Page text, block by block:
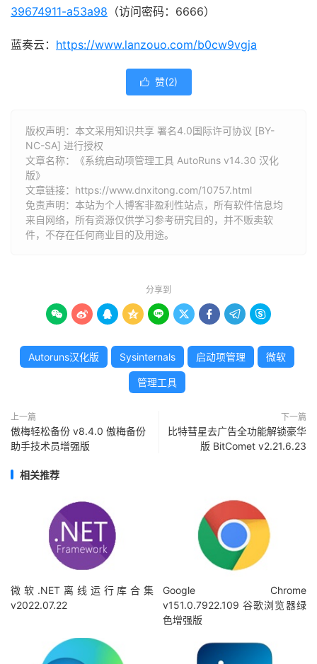
39674911-a53a98 （访问密码：6666）
蓝奏云： https://www.lanzouo.com/b0cw9vgja
 赞(2)
版权声明：本文采用知识共享 署名4.0国际许可协议 [BY-
NC-SA] 进行授权
文章名称：《系统启动项管理工具 AutoRuns v14.30 汉化
版》
文章链接： https://www.dnxitong.com/10757.html
免责声明：本站为个人博客非盈利性站点，所有软件信息均
来自网络，所有资源仅供学习参考研究目的，并不贩卖软
件，不存在任何商业目的及用途。
分享到
        
Autoruns汉化版 Sysinternals 启动项管理 微软
管理工具
上一篇
傲梅轻松备份 v8.4.0 傲梅备份
助手技术员增强版
下一篇
比特彗星去广告全功能解锁豪华
版 BitComet v2.21.6.23
相关推荐
微软.NET离线运行库合集
v2022.07.22
Google Chrome
v151.0.7922.109 谷歌浏览器绿
色增强版